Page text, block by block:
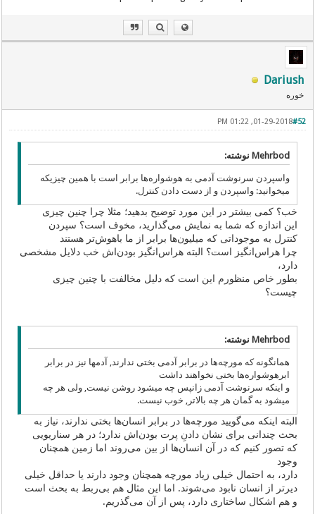
Dariush
خوره
#52
01-29-2018, 01:22 PM
Mehrbod نوشته:
واسپردن سرنوشت آدمی به هوشواره‌ها برابر است با همین چیزیکه
میخوانید: واسپردن و از دست دادن کنترل.
خب؟ کمی بیشتر در این مورد توضیح بدهید؛ مثلا چرا چنین چیزی
این اندازه که شما به نمایش می‌گذارید، مخوف است؟ سپردن
کنترل به موجوداتی که میلیون‌ها برابر از ما باهوش‌تر هستند
چرا هراس‌انگیز است؟ البته هراس‌انگیز بودن‌اش خب دلایل مشخصی
دارد،
بطور خاص منظورم این است که دلیل مخالفت با چنین چیزی
چیست؟
Mehrbod نوشته:
همانگونه که مورچه‌ها در برابر آدمی بختی ندارند, آدمها نیز در برابر
ابرهوشواره‌ها بختی نخواهند داشت
و اینکه سرنوشت آدمی زانپس چه میشود روشن نیست, ولی هر چه
میشود به گمان هر چه بالاتر, خوب نیست.
البته اینکه می‌گویید مورچه‌ها در برابر انسان‌ها بختی ندارند، نیاز به
بحث چندانی برای نشان دادنِ پرت بودن‌اش ندارد؛ در هر سناریویی
که تصور کنیم که در آن انسان‌ها از بین می‌روند اما زمین همچنان
وجود
دارد، به احتمال خیلی زیاد مورچه همچنان وجود دارند یا حداقل خیلی
دیرتر از انسان نابود می‌شوند. اما این مثال هم بی‌ربط به بحث است
و هم اشکال ساختاری دارد، پس از آن می‌گذریم.